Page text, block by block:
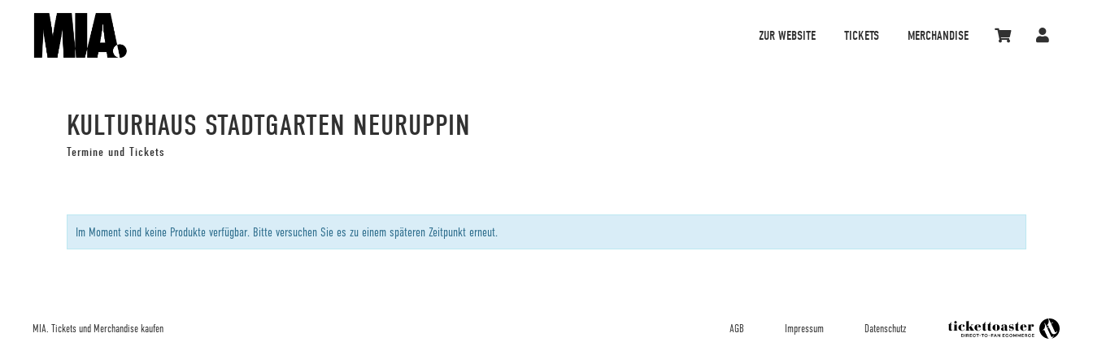
ZUR WEBSITE TICKETS MERCHANDISE
KULTURHAUS STADTGARTEN NEURUPPIN
Termine und Tickets
Im Moment sind keine Produkte verfügbar. Bitte versuchen Sie es zu einem späteren Zeitpunkt erneut.
MIA. Tickets und Merchandise kaufen AGB Impressum Datenschutz